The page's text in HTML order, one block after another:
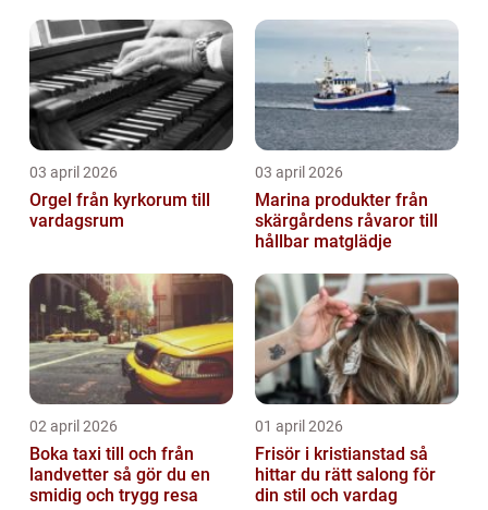
03 april 2026
Orgel från kyrkorum till
vardagsrum
03 april 2026
Marina produkter från
skärgårdens råvaror till
hållbar matglädje
02 april 2026
Boka taxi till och från
landvetter så gör du en
smidig och trygg resa
01 april 2026
Frisör i kristianstad så
hittar du rätt salong för
din stil och vardag